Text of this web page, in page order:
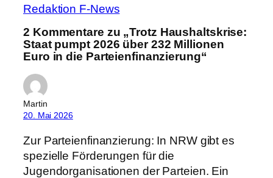
Redaktion F-News
2 Kommentare zu „Trotz Haushaltskrise:
Staat pumpt 2026 über 232 Millionen
Euro in die Parteienfinanzierung“
Martin
20. Mai 2026
Zur Parteienfinanzierung: In NRW gibt es
spezielle Förderungen für die
Jugendorganisationen der Parteien. Ein